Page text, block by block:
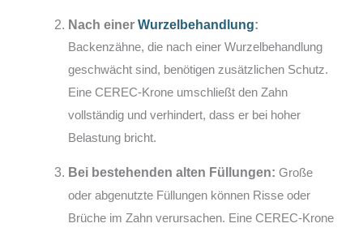
Nach einerWurzelbehandlung:
Backenzähne, die nach einer Wurzelbehandlung
geschwächt sind, benötigen zusätzlichen Schutz.
Eine CEREC-Krone umschließt den Zahn
vollständig und verhindert, dass er bei hoher
Belastung bricht.
Bei bestehenden alten Füllungen: Große
oder abgenutzte Füllungen können Risse oder
Brüche im Zahn verursachen. Eine CEREC-Krone